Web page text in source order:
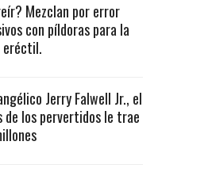
Mezclan por error
con píldoras para la
eréctil.
Jerry Falwell Jr., el
de los pervertidos le trae